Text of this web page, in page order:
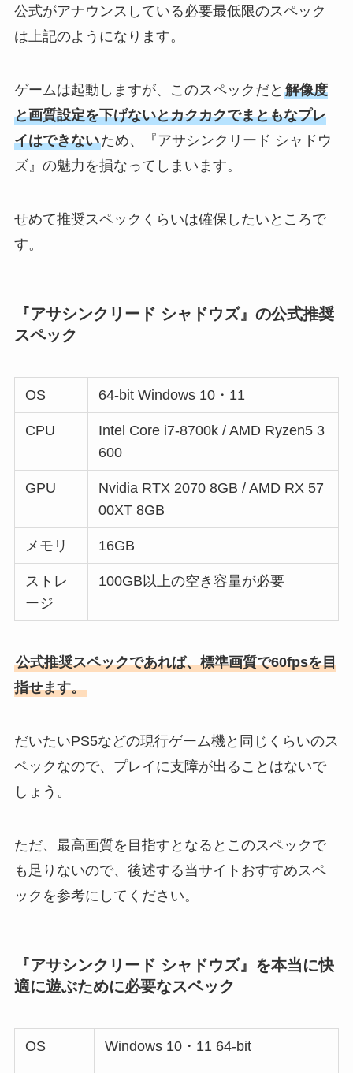
公式がアナウンスしている必要最低限のスペック
は上記のようになります。
ゲームは起動しますが、このスペックだと 解像度
と画質設定を下げないとカクカクでまともなプレ
イはできないため、『アサシンクリード シャドウ
ズ』の魅力を損なってしまいます。
せめて推奨スペックくらいは確保したいところで
す。
『アサシンクリード シャドウズ』の公式推奨
スペック
OS 64-bit Windows 10・11
CPU
Intel Core i7-8700k / AMD Ryzen5 3
600
GPU
Nvidia RTX 2070 8GB / AMD RX 57
00XT 8GB
メモリ 16GB
ストレ
ージ
100GB以上の空き容量が必要
公式推奨スペックであれば、標準画質で60fpsを目
指せます。
だいたいPS5などの現行ゲーム機と同じくらいのス
ペックなので、プレイに支障が出ることはないで
しょう。
ただ、最高画質を目指すとなるとこのスペックで
も足りないので、後述する当サイトおすすめスペ
ックを参考にしてください。
『アサシンクリード シャドウズ』を本当に快
適に遊ぶために必要なスペック
OS Windows 10・11 64-bit